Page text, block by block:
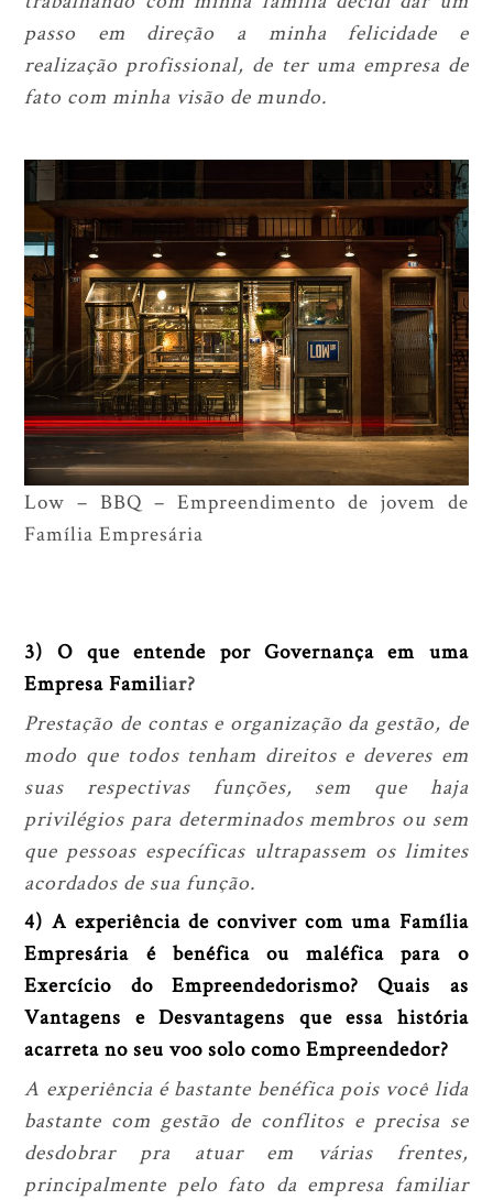
passo em direção a minha felicidade e
realização profissional, de ter uma empresa de
fato com minha visão de mundo.
Low – BBQ – Empreendimento de jovem de
Família Empresária
3) O que entende por Governança em uma
Empresa Familiar?
Prestação de contas e organização da gestão, de
modo que todos tenham direitos e deveres em
suas respectivas funções, sem que haja
privilégios para determinados membros ou sem
que pessoas específicas ultrapassem os limites
acordados de sua função.
4) A experiência de conviver com uma Família
Empresária é benéfica ou maléfica para o
Exercício do Empreendedorismo? Quais as
Vantagens e Desvantagens que essa história
acarreta no seu voo solo como Empreendedor?
A experiência é bastante benéfica pois você lida
bastante com gestão de conflitos e precisa se
desdobrar pra atuar em várias frentes,
principalmente pelo fato da empresa familiar